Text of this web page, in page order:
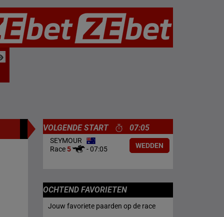
VOLGENDE START 07:05
SEYMOUR
Race5 -07:05 WEDDEN
OCHTEND FAVORIETEN
Jouw favoriete paarden op de race